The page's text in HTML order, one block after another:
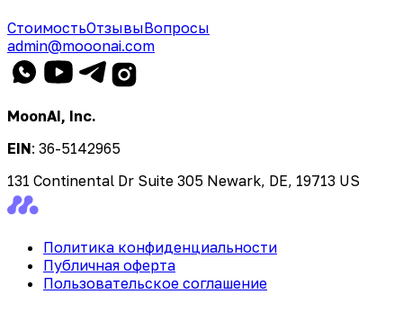
СтоимостьОтзывыВопросы
admin@mooonai.com
MoonAI, Inc.
EIN: 36-5142965
131 Continental Dr Suite 305 Newark, DE, 19713 US
Политика конфиденциальности
Публичная оферта
Пользовательское соглашение